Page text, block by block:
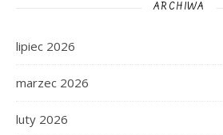
ARCHIWA
lipiec 2026
marzec 2026
luty 2026